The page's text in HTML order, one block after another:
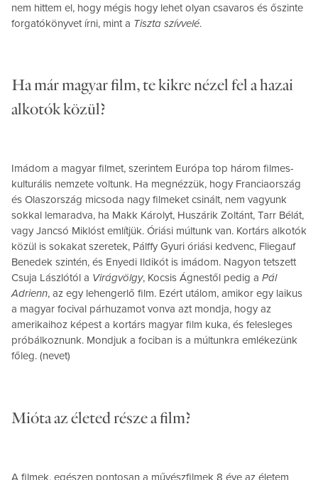
nem hittem el, hogy mégis hogy lehet olyan csavaros és őszinte
forgatókönyvet írni, mint a Tiszta szívvelé.
Ha már magyar film, te kikre nézel fel a hazai
alkotók közül?
Imádom a magyar filmet, szerintem Európa top három filmes-
kulturális nemzete voltunk. Ha megnézzük, hogy Franciaország
és Olaszország micsoda nagy filmeket csinált, nem vagyunk
sokkal lemaradva, ha Makk Károlyt, Huszárik Zoltánt, Tarr Bélát,
vagy Jancsó Miklóst említjük. Óriási múltunk van. Kortárs alkotók
közül is sokakat szeretek, Pálffy Gyuri óriási kedvenc, Fliegauf
Benedek szintén, és Enyedi Ildikót is imádom. Nagyon tetszett
Csuja Lászlótól a Virágvölgy, Kocsis Ágnestől pedig a Pál
Adrienn, az egy lehengerlő film. Ezért utálom, amikor egy laikus
a magyar focival párhuzamot vonva azt mondja, hogy az
amerikaihoz képest a kortárs magyar film kuka, és felesleges
próbálkoznunk. Mondjuk a fociban is a múltunkra emlékezünk
főleg. (nevet)
Mióta az életed része a film?
A filmek, egészen pontosan a művészfilmek 8 éve az életem